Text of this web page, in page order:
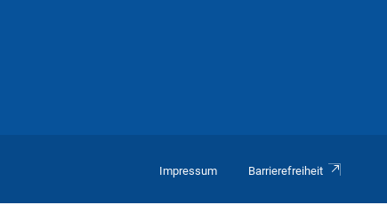
Impressum Barrierefreiheit